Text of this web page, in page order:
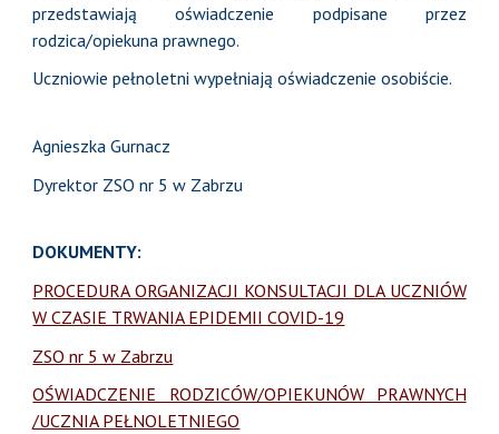
przedstawiają oświadczenie podpisane przez
rodzica/opiekuna prawnego.
Uczniowie pełnoletni wypełniają oświadczenie osobiście.
Agnieszka Gurnacz
Dyrektor ZSO nr 5 w Zabrzu
DOKUMENTY:
PROCEDURA ORGANIZACJI KONSULTACJI DLA UCZNIÓW
W CZASIE TRWANIA EPIDEMII COVID-19
ZSO nr 5 w Zabrzu
OŚWIADCZENIE RODZICÓW/OPIEKUNÓW PRAWNYCH
/UCZNIA PEŁNOLETNIEGO